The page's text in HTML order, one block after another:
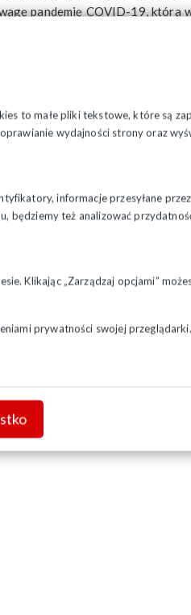
to małe pliki tekstowe, które są
wydajności strony oraz
informacje przesyłane
będziemy też analizować
Klikając „Zarządzaj opcjami”
prywatności swojej
pandemię COVID-19, która